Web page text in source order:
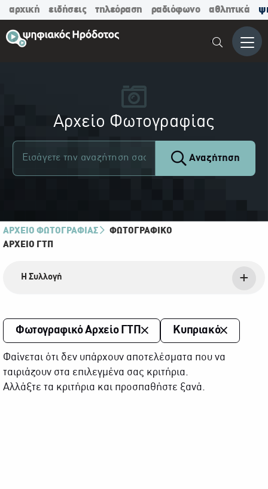
αρχική ειδήσεις τηλεόραση ραδιόφωνο αθλητικά
Μενού
Αρχείο Φωτογραφίας
Αναζήτηση
ΑΡΧΕΙΟ ΦΩΤΟΓΡΑΦΙΑΣ
ΦΩΤΟΓΡΑΦΙΚΌ
ΑΡΧΕΊΟ ΓΤΠ
Η Συλλογή
Φωτογραφικό Αρχείο ΓΤΠ Κυπριακό
Φαίνεται ότι δεν υπάρχουν αποτελέσματα που να
ταιριάζουν στα επιλεγμένα σας κριτήρια.
Αλλάξτε τα κριτήρια και προσπαθήστε ξανά.